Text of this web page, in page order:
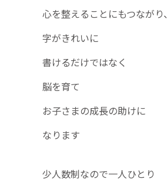
心を整えることにもつながり、
字がきれいに
書けるだけではなく
脳を育て
お子さまの成長の助けに
なります
少人数制なので一人ひとり